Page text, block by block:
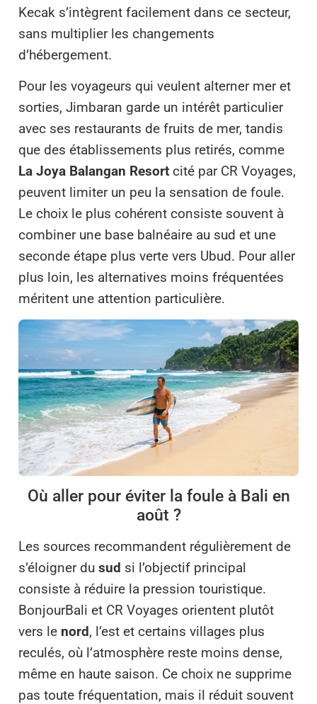
Kecak s’intègrent facilement dans ce secteur,
sans multiplier les changements
d’hébergement.
Pour les voyageurs qui veulent alterner mer et
sorties, Jimbaran garde un intérêt particulier
avec ses restaurants de fruits de mer, tandis
que des établissements plus retirés, comme
La Joya Balangan Resort cité par CR Voyages,
peuvent limiter un peu la sensation de foule.
Le choix le plus cohérent consiste souvent à
combiner une base balnéaire au sud et une
seconde étape plus verte vers Ubud. Pour aller
plus loin, les alternatives moins fréquentées
méritent une attention particulière.
Où aller pour éviter la foule à Bali en
août ?
Les sources recommandent régulièrement de
s’éloigner du sud si l’objectif principal
consiste à réduire la pression touristique.
BonjourBali et CR Voyages orientent plutôt
vers le nord, l’est et certains villages plus
reculés, où l’atmosphère reste moins dense,
même en haute saison. Ce choix ne supprime
pas toute fréquentation, mais il réduit souvent